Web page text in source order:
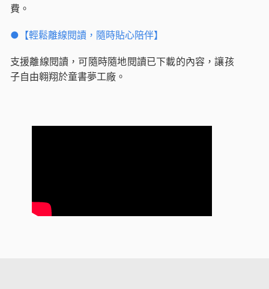
費。
●【輕鬆離線閱讀，隨時貼心陪伴】
支援離線閱讀，可隨時隨地閱讀已下載的內容，讓孩
子自由翱翔於童書夢工廠。